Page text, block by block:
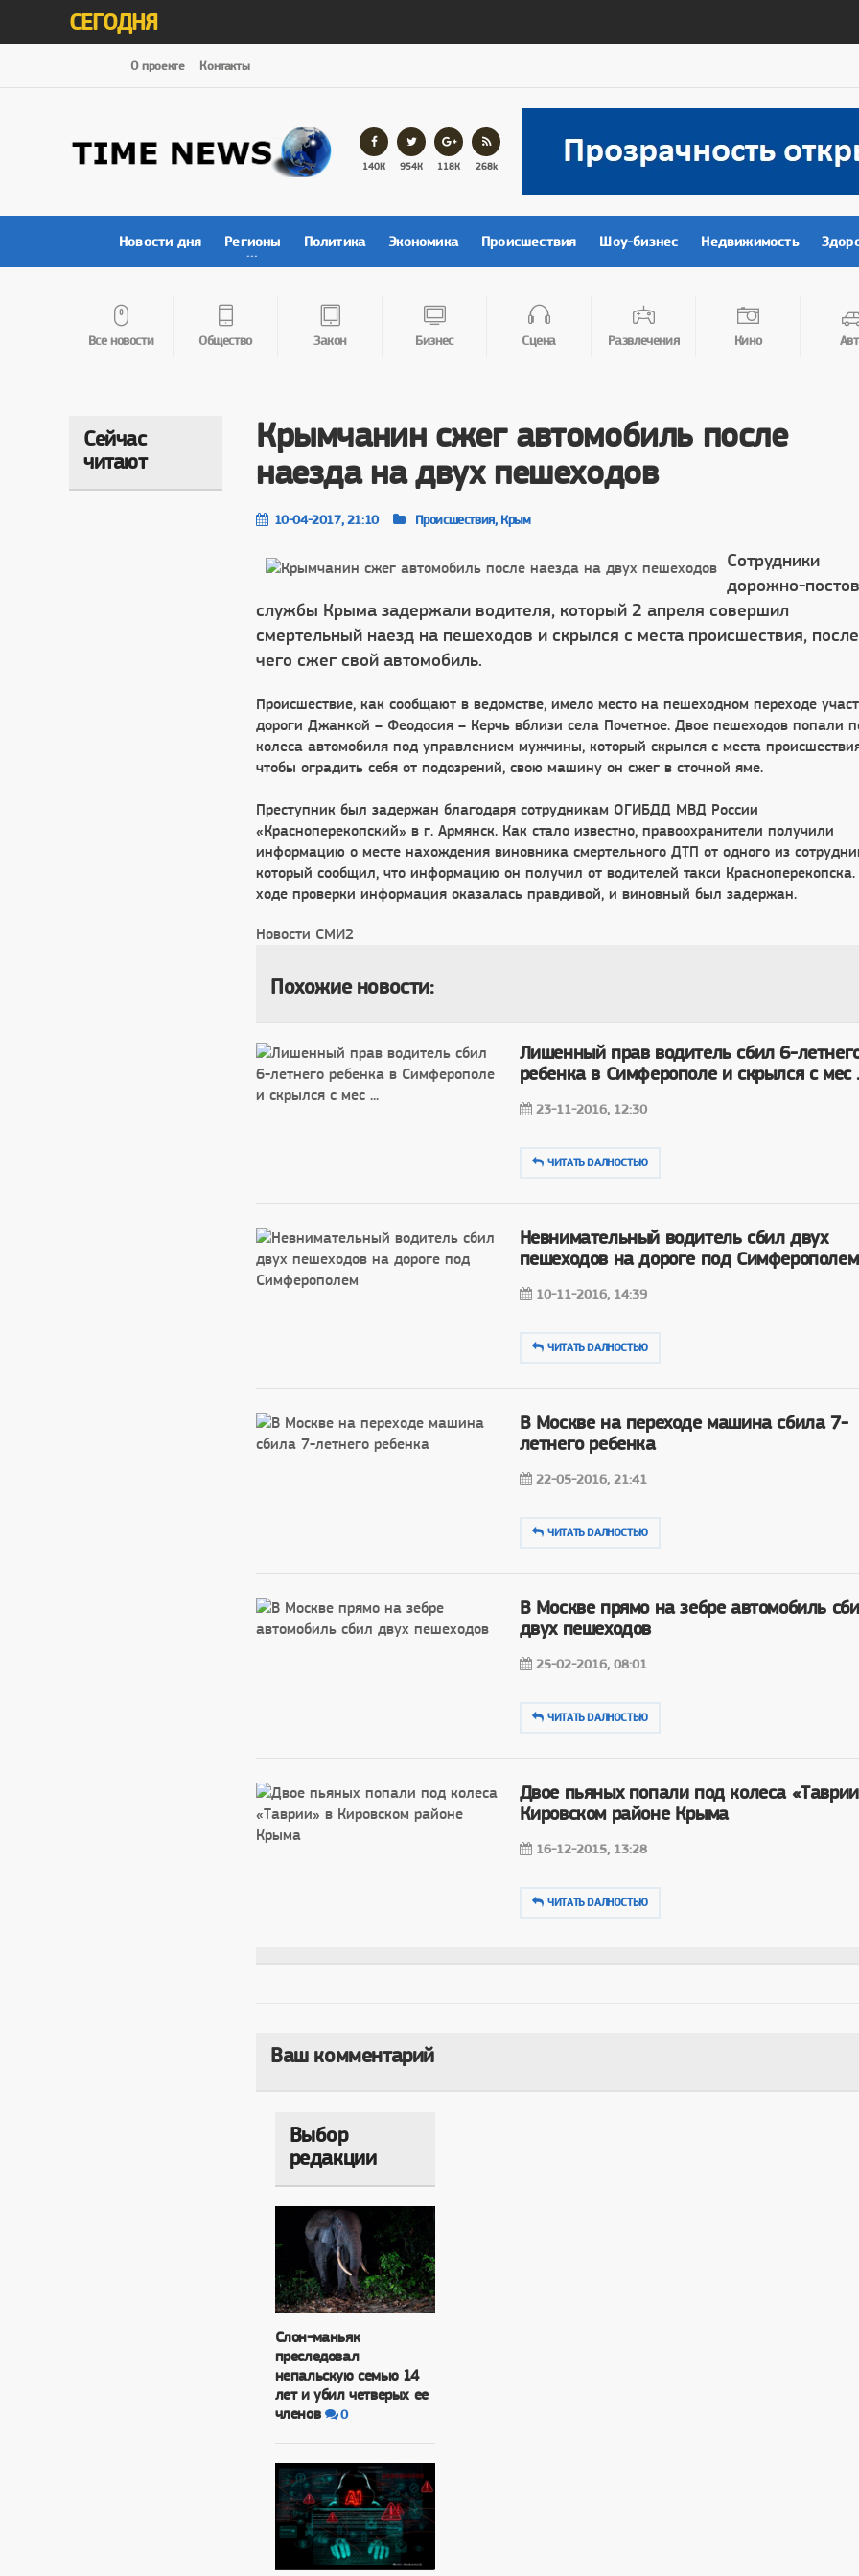
СЕГОДНЯ
О проекте Контакты
140К 954К 118К 268k
Новости дня Регионы Политика Экономика Происшествия Шоу-бизнес Недвижимость
Все новости Общество Закон Бизнес Сцена Развлечения Кино
Сейчас
читают
Крымчанин сжег автомобиль после
наезда на двух пешеходов
10-04-2017, 21:10 Происшествия, Крым
Сотрудники
дорожно-
службы Крыма задержали водителя, который 2 апреля совершил
смертельный наезд на пешеходов и скрылся с места происшествия, после
чего сжег свой автомобиль.
Происшествие, как сообщают в ведомстве, имело место на пешеходном переходе
дороги Джанкой – Феодосия – Керчь вблизи села Почетное. Двое пешеходов попали
колеса автомобиля под управлением мужчины, который скрылся с места
чтобы оградить себя от подозрений, свою машину он сжег в сточной яме.
Преступник был задержан благодаря сотрудникам ОГИБДД МВД России
«Красноперекопский» в г. Армянск. Как стало известно, правоохранители получили
информацию о месте нахождения виновника смертельного ДТП от одного из
который сообщил, что информацию он получил от водителей такси
ходе проверки информация оказалась правдивой, и виновный был задержан.
Новости СМИ2
Похожие новости:
Лишенный прав водитель сбил 6-
ребенка в Симферополе и скрылся с мес
23-11-2016, 12:30
ЧИТАТЬ DAЛНОСТЬЮ
Невнимательный водитель сбил двух
пешеходов на дороге под Симферополем
10-11-2016, 14:39
ЧИТАТЬ DAЛНОСТЬЮ
В Москве на переходе машина сбила 7-
летнего ребенка
22-05-2016, 21:41
ЧИТАТЬ DAЛНОСТЬЮ
В Москве прямо на зебре автомобиль
двух пешеходов
25-02-2016, 08:01
ЧИТАТЬ DAЛНОСТЬЮ
Двое пьяных попали под колеса
Кировском районе Крыма
16-12-2015, 13:28
ЧИТАТЬ DAЛНОСТЬЮ
Ваш комментарий
Выбор
редакции
Слон-маньяк
преследовал
непальскую семью 14
лет и убил четверых ее
членов
0